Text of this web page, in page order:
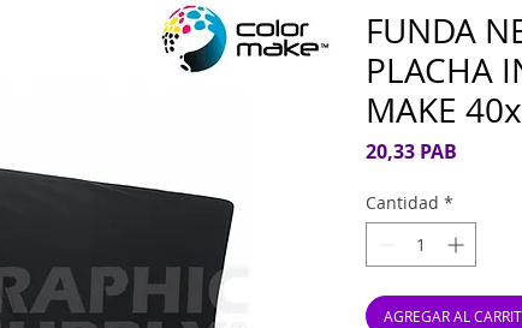
FUNDA
PLACHA
MAKE
20,33 PAB
Cantidad *
AGREGAR AL